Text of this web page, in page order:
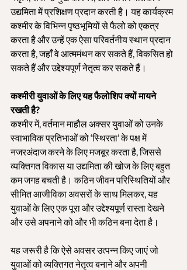
उद्यमिता में प्रशिक्षण प्रदान करती है। यह कार्यक्रम
कश्मीर के विभिन्न पृष्ठभूमियों से फैलो को एकत्र
करता है और उन्हें एक ऐसा परिवर्तनीय स्थान प्रदान
करता है, जहाँ वे आत्ममंथन कर सकते हैं, विकसित हो
सकते हैं और उद्देश्यपूर्ण नेतृत्व कर सकते हैं।
कश्मीरी युवाओं के लिए यह फैलोशिप क्यों मायने
रखती है?
कश्मीर में, वर्तमान माहौल अक्सर युवाओं को उनके
स्वाभाविक प्रतिभाओं को ‘स्थिरता’ के पक्ष में
नजरअंदाज करने के लिए मजबूर करता है, जिससे
व्यक्तिगत विकास या उद्यमिता की खोज के लिए बहुत
कम जगह बचती है। कठिन जीवन परिस्थितियों और
सीमित आजीविका अवसरों के साथ मिलकर, यह
युवाओं के लिए एक पूरा और उद्देश्यपूर्ण रास्ता देखने
और उसे अपनाने को और भी कठिन बना देता है।
यह जरूरी है कि ऐसे अवसर उत्पन्न किए जाएं जो
युवाओं को व्यक्तिगत नेतृत्व बनाने और अपनी